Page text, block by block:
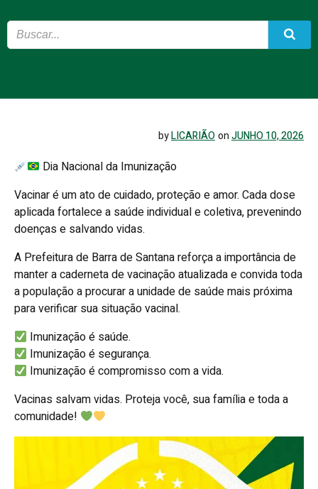
byLICARIÃOonJUNHO 10, 2026
Dia Nacional da Imunização
Vacinar é um ato de cuidado, proteção e amor. Cada dose
aplicada fortalece a saúde individual e coletiva, prevenindo
doenças e salvando vidas.
A Prefeitura de Barra de Santana reforça a importância de
manter a caderneta de vacinação atualizada e convida toda
a população a procurar a unidade de saúde mais próxima
para verificar sua situação vacinal.
Imunização é saúde.
Imunização é segurança.
Imunização é compromisso com a vida.
Vacinas salvam vidas. Proteja você, sua família e toda a
comunidade!